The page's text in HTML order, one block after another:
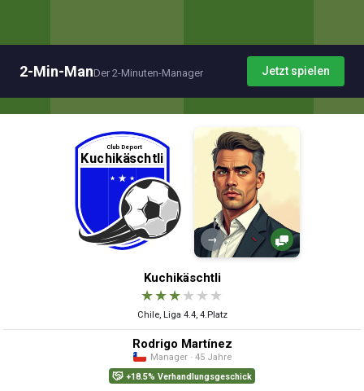
2-Min-ManDer 2-Minuten-Manager Jetzt spielen
→
Kuchikäschtli
★★★★ ★ ★
Chile, Liga 4.4, 4.Platz
Rodrigo Martínez
Manager · 45 Jahre
+18.5% Verhandlungsgeschick